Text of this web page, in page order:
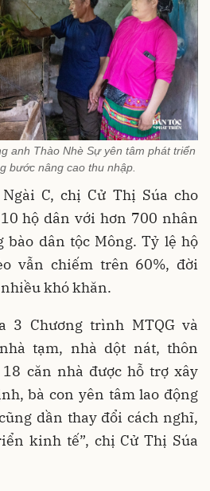
anh Thào Nhè Sự yên tâm phát triển
bước nâng cao thu nhập.
C, chị Cử Thị Súa cho
hộ dân với hơn 700 nhân
bào dân tộc Mông. Tỷ lệ hộ
vẫn chiếm trên 60%, đời
khó khăn.
3 Chương trình MTQG và
tạm, nhà dột nát, thôn
căn nhà được hỗ trợ xây
bà con yên tâm lao động
dần thay đổi cách nghĩ,
kinh tế”, chị Cử Thị Súa